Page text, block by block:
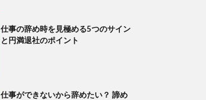
仕事の辞め時を見極める5つのサイン
と円満退社のポイント
仕事ができないから辞めたい？ 諦め